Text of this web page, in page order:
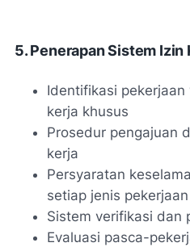
5. Penerapan Sistem Izin
Identifikasi
kerja khusus
Prosedur pengajuan
kerja
Persyaratan
setiap jenis pekerjaan
Sistem verifikasi dan
Evaluasi pasca-